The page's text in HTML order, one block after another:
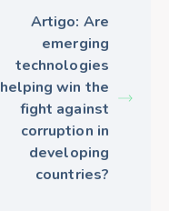
Artigo: Are
emerging
technologies
helping win the
fight against
corruption in
developing
countries?